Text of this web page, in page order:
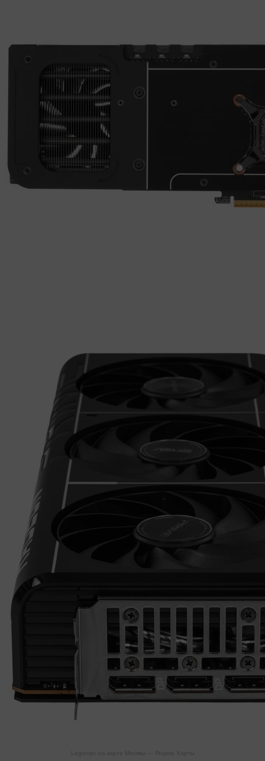
Legionpc на карте Москвы — Яндекс Карты